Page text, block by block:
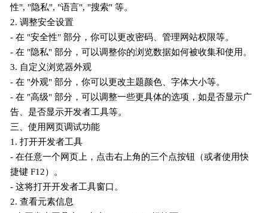
性", "隐私", "语言", "搜索" 等。
2. 调整安全设置
- 在 "安全性" 部分，你可以更改密码、管理网站权限等。
- 在 "隐私" 部分，可以调整你的浏览数据如何被收集和使用。
3. 自定义浏览器外观
- 在 "外观" 部分，你可以更改主题颜色、字体大小等。
- 在 "高级" 部分，可以调整一些更具体的选项，如是否显示广
告、是否显示开发者工具等。
三、使用网页调试功能
1. 打开开发者工具
- 在任意一个网页上，点击右上角的三个点按钮（或者使用快
捷键 F12）。
- 这将打开开发者工具窗口。
2. 查看元素信息